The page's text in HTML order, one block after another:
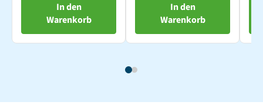
In den
Warenkorb
In den
Warenkorb